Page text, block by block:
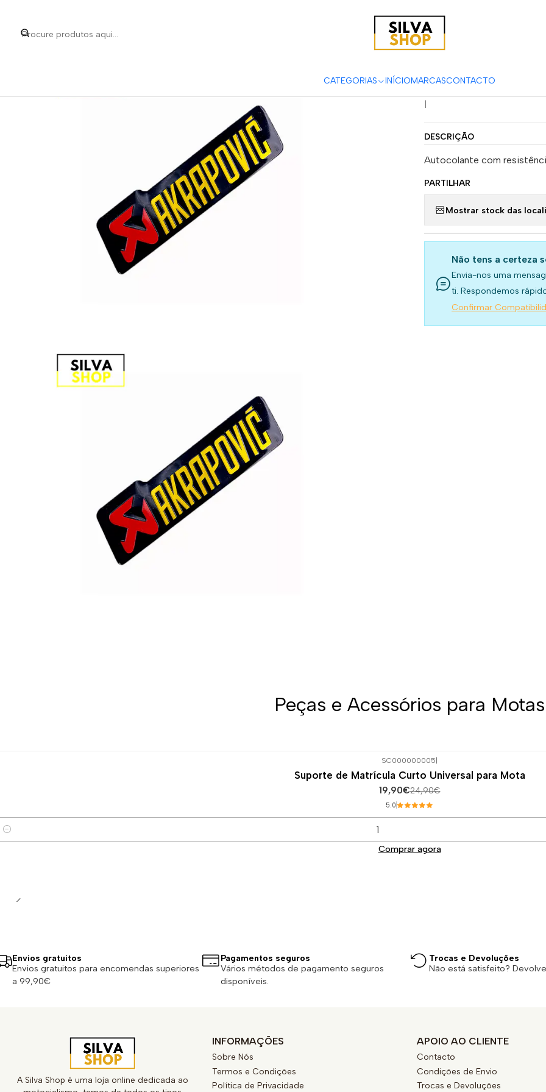
CATEGORIAS INÍCIOMARCASCONTACTO
Temperatura
DESCRIÇÃO
Autocolante com
PARTILHAR
Mostrar stock das
Não tens a certeza
Envia-nos uma
ti. Respondemos
Confirmar
Peças e Acessórios para Motas
SC000000005
Suporte de Matrícula Curto Universal para Mota
19,90€24,90€
5.0
Comprar agora
Envios gratuitos
Envios gratuitos para encomendas superiores
a 99,90€
Pagamentos seguros
Vários métodos de pagamento seguros
disponíveis.
Trocas e Devoluções
Não está satisfeito?
A Silva Shop é uma loja online dedicada ao
INFORMAÇÕES
Sobre Nós
Termos e Condições
Política de Privacidade
APOIO AO CLIENTE
Contacto
Condições de Envio
Trocas e Devoluções